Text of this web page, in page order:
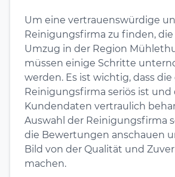
Um eine vertrauenswürdige
Reinigungsfirma zu finden,
Umzug in der Region
müssen einige Schritte
werden. Es ist wichtig, dass
Reinigungsfirma seriös ist und
Kundendaten vertraulich
Auswahl der Reinigungsfirma
die Bewertungen anschauen
Bild von der Qualität und
machen.